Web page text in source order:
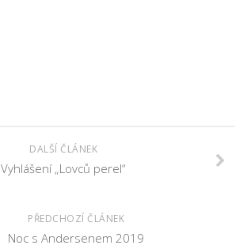
DALŠÍ ČLÁNEK
Vyhlášení „Lovců perel“
PŘEDCHOZÍ ČLÁNEK
Noc s Andersenem 2019